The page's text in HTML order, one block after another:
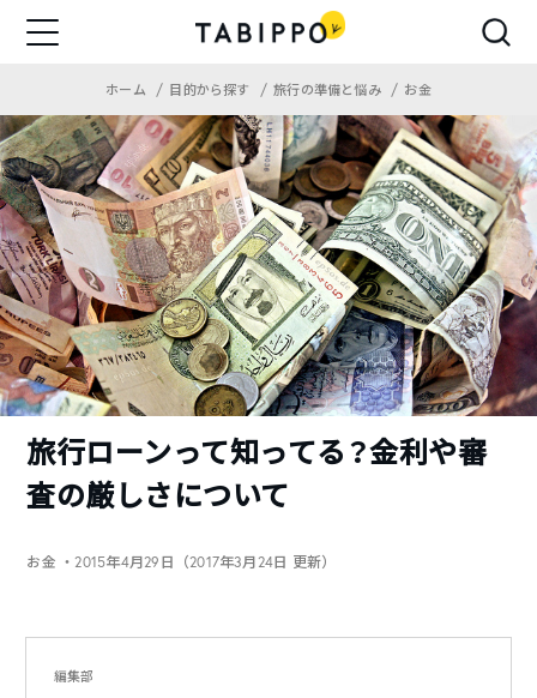
ホーム 目的から探す 旅行の準備と悩み お金
旅行ローンって知ってる？金利や審
査の厳しさについて
お金 ・2015年4月29日（2017年3月24日 更新）
編集部